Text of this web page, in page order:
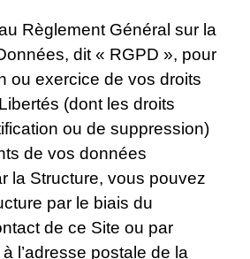
Règlement Général sur la
dit « RGPD », pour
ou exercice de vos droits
(dont les droits
ou de suppression)
de vos données
la Structure, vous pouvez
par le biais du
de ce Site ou par
l’adresse postale de la